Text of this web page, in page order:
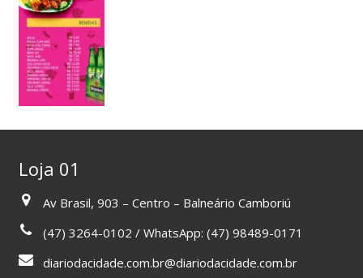
Loja 01
Av Brasil, 903 – Centro – Balneário Camboriú
(47) 3264-0102 / WhatsApp: (47) 98489-0171
diariodacidade.com.br@diariodacidade.com.br